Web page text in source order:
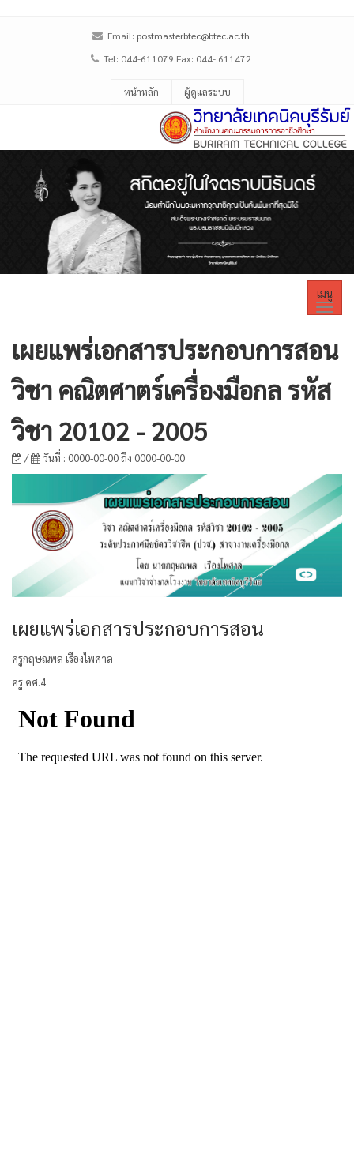
Email: postmasterbtec@btec.ac.th
Tel: 044-611079 Fax: 044- 611472
หน้าหลัก ผู้ดูแลระบบ
เมนู
เผยแพร่เอกสารประกอบการสอน
วิชา คณิตศาตร์เครื่องมือกล รหัส
วิชา 20102 - 2005
/ วันที่ : 0000-00-00 ถึง 0000-00-00
เผยแพร่เอกสารประกอบการสอน
ครูกฤษณพล เรืองไพศาล
ครู คศ.4